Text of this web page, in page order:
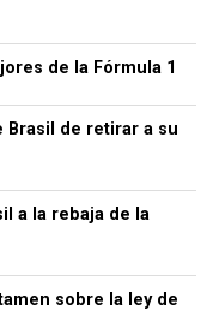
de la Fórmula 1
Brasil de retirar a su
a la rebaja de la
sobre la ley de